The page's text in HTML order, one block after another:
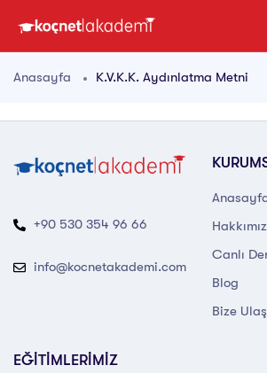
Anasayfa K.V.K.K. Aydınlatma Metni
+90 530 354 96 66
info@kocnetakademi.com
Canlı
Blog
Bize
EĞİTİMLERİMİZ